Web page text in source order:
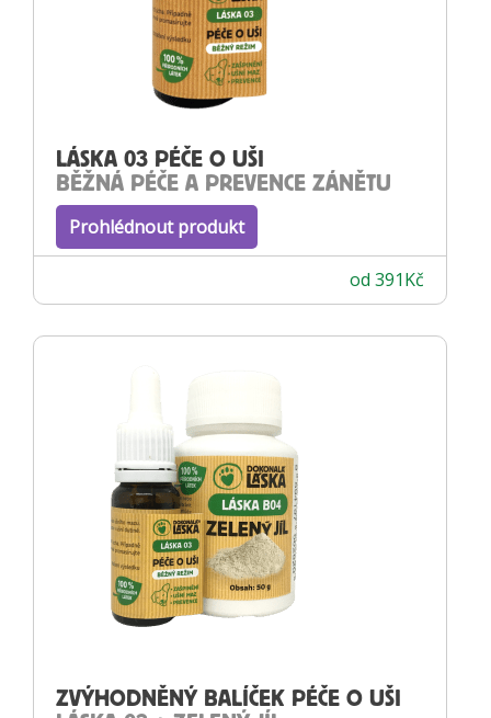
LÁSKA 03 PÉČE O UŠI
BĚŽNÁ PÉČE A PREVENCE ZÁNĚTU
Prohlédnout produkt
od 391Kč
ZVÝHODNĚNÝ BALÍČEK PÉČE O UŠI